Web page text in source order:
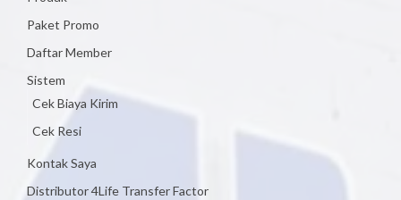
Paket Promo
Daftar Member
Sistem
Cek Biaya Kirim
Cek Resi
Kontak Saya
Distributor 4Life Transfer Factor